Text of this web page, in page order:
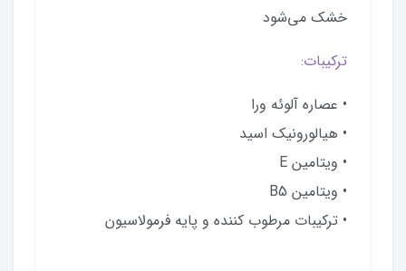
خشک می‌شود
ترکیبات:
• عصاره آلوئه ورا
• هیالورونیک اسید
• ویتامین E
• ویتامین B5
• ترکیبات مرطوب کننده و پایه فرمولاسیون